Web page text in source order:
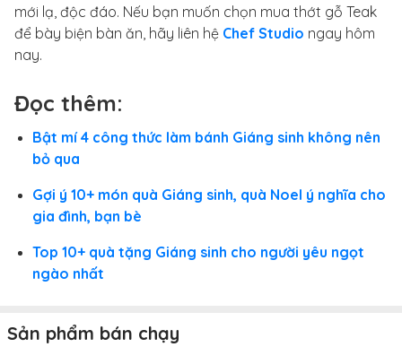
mới lạ, độc đáo. Nếu bạn muốn chọn mua thớt gỗ Teak
để bày biện bàn ăn, hãy liên hệ Chef Studio ngay hôm
nay.
Đọc thêm:
Bật mí 4 công thức làm bánh Giáng sinh không nên
bỏ qua
Gợi ý 10+ món quà Giáng sinh, quà Noel ý nghĩa cho
gia đình, bạn bè
Top 10+ quà tặng Giáng sinh cho người yêu ngọt
ngào nhất
Sản phẩm bán chạy